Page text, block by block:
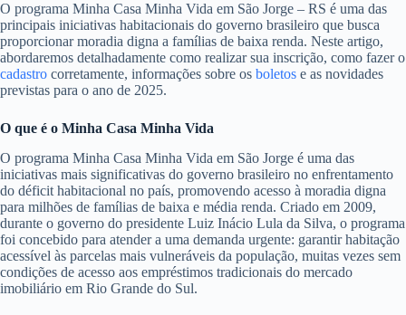
O programa Minha Casa Minha Vida em São Jorge – RS é uma das
principais iniciativas habitacionais do governo brasileiro que busca
proporcionar moradia digna a famílias de baixa renda. Neste artigo,
abordaremos detalhadamente como realizar sua inscrição, como fazer o
cadastro corretamente, informações sobre os boletos e as novidades
previstas para o ano de 2025.
O que é o Minha Casa Minha Vida
O programa Minha Casa Minha Vida em São Jorge é uma das
iniciativas mais significativas do governo brasileiro no enfrentamento
do déficit habitacional no país, promovendo acesso à moradia digna
para milhões de famílias de baixa e média renda. Criado em 2009,
durante o governo do presidente Luiz Inácio Lula da Silva, o programa
foi concebido para atender a uma demanda urgente: garantir habitação
acessível às parcelas mais vulneráveis da população, muitas vezes sem
condições de acesso aos empréstimos tradicionais do mercado
imobiliário em Rio Grande do Sul.